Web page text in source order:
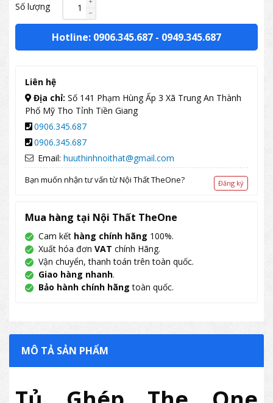
Số lượng
Hotline: 0906.345.687 - 0949.345.687
Liên hệ
Địa chỉ: Số 141 Phạm Hùng Ấp 3 Xã Trung An Thành
Phố Mỹ Tho Tỉnh Tiền Giang
0906.345.687
0906.345.687
Email: huuthinhnoithat@gmail.com
Bạn muốn nhận tư vấn từ Nội Thất TheOne? Đăng ký
Mua hàng tại Nội Thất TheOne
Cam kết hàng chính hãng 100%.
Xuất hóa đơn VAT chính Hãng.
Vận chuyển, thanh toán trên toàn quốc.
Giao hàng nhanh.
Bảo hành chính hãng toàn quốc.
MÔ TẢ SẢN PHẨM